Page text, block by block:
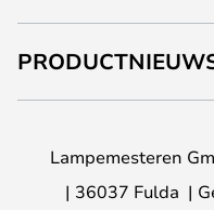
Lampemesteren
36037 Fulda